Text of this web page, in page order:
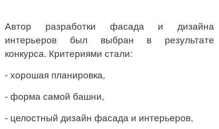
Автор разработки фасада и дизайна
интерьеров был выбран в результате
конкурса. Критериями стали:
- хорошая планировка,
- форма самой башни,
- целостный дизайн фасада и интерьеров,